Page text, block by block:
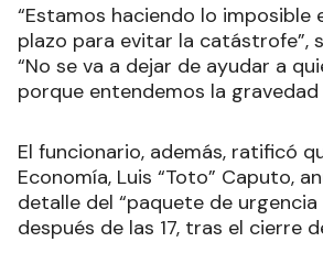
“Estamos haciendo lo imposible
plazo para evitar la catástrofe”,
“No se va a dejar de ayudar a
porque entendemos la gravedad
El funcionario, además, ratificó
Economía, Luis “Toto” Caputo,
detalle del “paquete de urgencia
después de las 17, tras el cierre